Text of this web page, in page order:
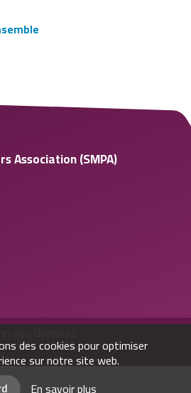
Association (SMPA)
des cookies pour optimiser
sur notre site web.
En savoir plus